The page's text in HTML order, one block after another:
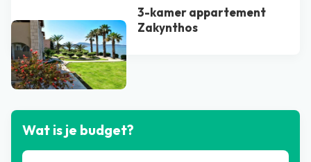
3-kamer appartement
Zakynthos
Bekijk alle blogs
Wat is je budget?